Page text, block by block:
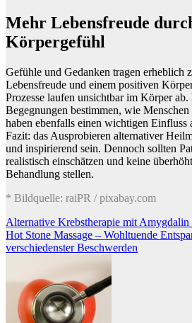
Mehr Lebensfreude
Körpergefühl
Gefühle und Gedanken tragen erheblich
Lebensfreude und einem positiven
Prozesse laufen unsichtbar im Körper
Begegnungen bestimmen, wie
haben ebenfalls einen wichtigen Einfluss
Fazit: das Ausprobieren alternativer
und inspirierend sein. Dennoch sollten
realistisch einschätzen und keine
Behandlung stellen.
* Bildquelle: raiPR / pixabay.com
Beitragsnavigation
Alternative Krebstherapie mit
Hot Stone Massage – Wohltuende
verschiedenster Beschwerden